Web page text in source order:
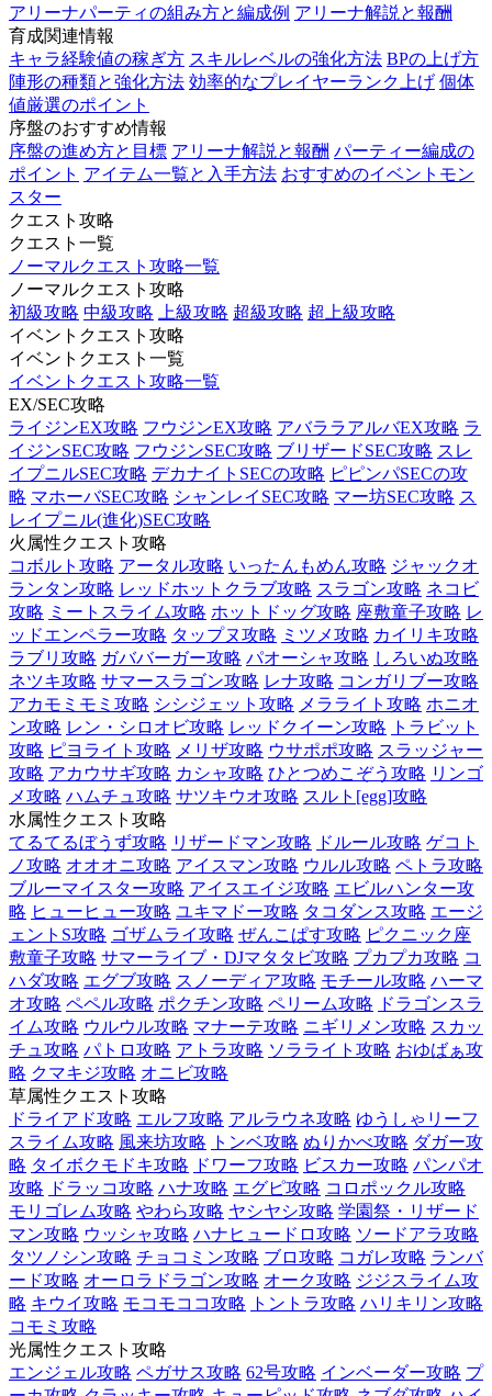
アリーナパーティの組み方と編成例 アリーナ解説と報酬
育成関連情報
キャラ経験値の稼ぎ方 スキルレベルの強化方法 BPの上げ方
陣形の種類と強化方法 効率的なプレイヤーランク上げ 個体
値厳選のポイント
序盤のおすすめ情報
序盤の進め方と目標 アリーナ解説と報酬 パーティー編成の
ポイント アイテム一覧と入手方法 おすすめのイベントモン
スター
クエスト攻略
クエスト一覧
ノーマルクエスト攻略一覧
ノーマルクエスト攻略
初級攻略 中級攻略 上級攻略 超級攻略 超上級攻略
イベントクエスト攻略
イベントクエスト一覧
イベントクエスト攻略一覧
EX/SEC攻略
ライジンEX攻略 フウジンEX攻略 アバララアルバEX攻略 ラ
イジンSEC攻略 フウジンSEC攻略 ブリザードSEC攻略 スレ
イプニルSEC攻略 デカナイトSECの攻略 ピピンパSECの攻
略 マホーバSEC攻略 シャンレイSEC攻略 マー坊SEC攻略 ス
レイプニル(進化)SEC攻略
火属性クエスト攻略
コボルト攻略 アータル攻略 いったんもめん攻略 ジャックオ
ランタン攻略 レッドホットクラブ攻略 スラゴン攻略 ネコビ
攻略 ミートスライム攻略 ホットドッグ攻略 座敷童子攻略 レ
ッドエンペラー攻略 タップヌ攻略 ミツメ攻略 カイリキ攻略
ラブリ攻略 ガババーガー攻略 パオーシャ攻略 しろいぬ攻略
ネツキ攻略 サマースラゴン攻略 レナ攻略 コンガリブー攻略
アカモミモミ攻略 シシジェット攻略 メラライト攻略 ホニオ
ン攻略 レン・シロオビ攻略 レッドクイーン攻略
トラビット
攻略 ピヨライト攻略 メリザ攻略 ウサポポ攻略 スラッジャー
攻略 アカウサギ攻略 カシャ攻略 ひとつめこぞう攻略 リンゴ
メ攻略 ハムチュ攻略 サツキウオ攻略 スルト[egg]攻略
水属性クエスト攻略
てるてるぼうず攻略 リザードマン攻略 ドルール攻略 ゲコト
ノ攻略 オオオニ攻略 アイスマン攻略 ウルル攻略 ペトラ攻略
ブルーマイスター攻略 アイスエイジ攻略 エビルハンター攻
略 ヒューヒュー攻略 ユキマドー攻略 タコダンス攻略 エージ
ェントS攻略 ゴザムライ攻略 ぜんこぱす攻略 ピクニック座
敷童子攻略 サマーライブ・DJマタタビ攻略 プカプカ攻略 コ
ハダ攻略 エグブ攻略 スノーディア攻略 モチール攻略 ハーマ
オ攻略 ペペル攻略 ポクチン攻略 ペリーム攻略 ドラゴンスラ
イム攻略 ウルウル攻略 マナーテ攻略 ニギリメン攻略 スカッ
チュ攻略 パトロ攻略 アトラ攻略 ソラライト攻略 おゆばぁ攻
略 クマキジ攻略 オニビ攻略
草属性クエスト攻略
ドライアド攻略 エルフ攻略 アルラウネ攻略 ゆうしゃリーフ
スライム攻略 風来坊攻略 トンベ攻略 ぬりかべ攻略 ダガー攻
略 タイボクモドキ攻略 ドワーフ攻略 ビスカー攻略 パンパオ
攻略 ドラッコ攻略 ハナ攻略 エグピ攻略 コロポックル攻略
モリゴレム攻略 やわら攻略 ヤシヤシ攻略 学園祭・リザード
マン攻略 ウッシャ攻略 ハナヒュードロ攻略 ソードアラ攻略
タツノシン攻略 チョコミン攻略 ブロ攻略 コガレ攻略 ランバ
ード攻略 オーロラドラゴン攻略 オーク攻略 ジジスライム攻
略 キウイ攻略 モコモココ攻略 トントラ攻略 ハリキリン攻略
コモミ攻略
光属性クエスト攻略
エンジェル攻略 ペガサス攻略 62号攻略 インベーダー攻略 プ